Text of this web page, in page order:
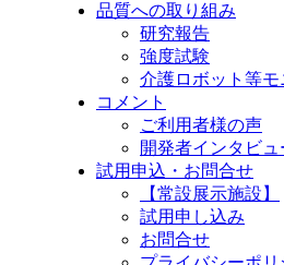
品質への取り組み
研究報告
強度試験
介護ロボット等
コメント
ご利用者様の声
開発者インタビュ
試用申込・お問合せ
【常設展示施設】
試用申し込み
お問合せ